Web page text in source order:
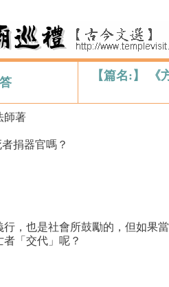
【篇名:】
師著
捐器官嗎？
也是社會所鼓勵的，但如果當
「交代」呢？